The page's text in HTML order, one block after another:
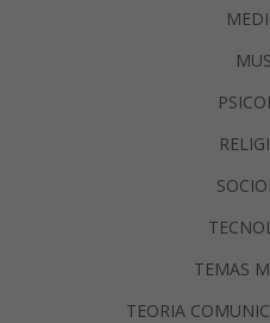
TEMAS
TEORIA